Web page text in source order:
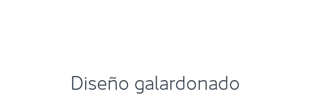
Diseño galardonado